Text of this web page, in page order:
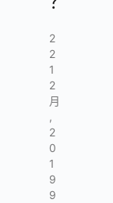
2
2
1
2
月
,
2
0
1
9
9